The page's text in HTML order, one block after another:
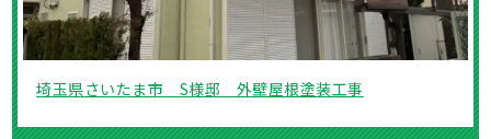
埼玉県さいたま市 S様邸 外壁屋根塗装工事